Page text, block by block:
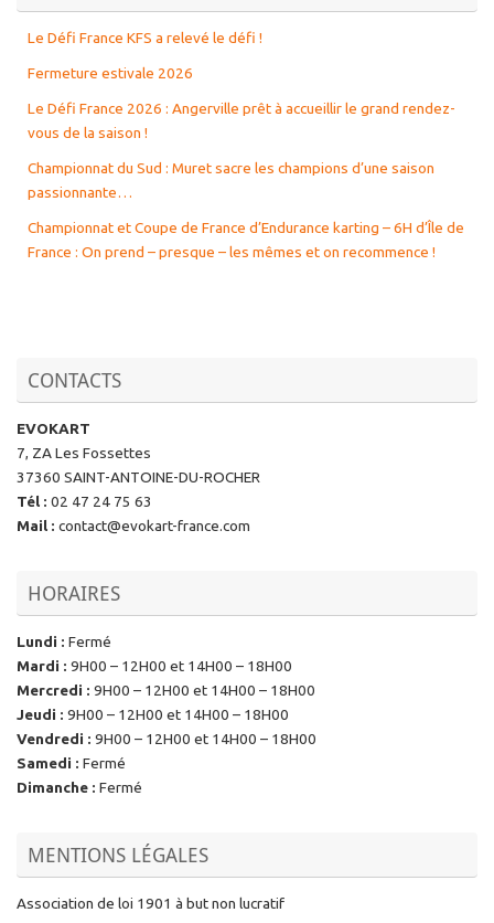
Le Défi France KFS a relevé le défi !
Fermeture estivale 2026
Le Défi France 2026 : Angerville prêt à accueillir le grand rendez-
vous de la saison !
Championnat du Sud : Muret sacre les champions d’une saison
passionnante…
Championnat et Coupe de France d’Endurance karting – 6H d’Île de
France : On prend – presque – les mêmes et on recommence !
CONTACTS
EVOKART
7, ZA Les Fossettes
37360 SAINT-ANTOINE-DU-ROCHER
Tél : 02 47 24 75 63
Mail : contact@evokart-france.com
HORAIRES
Lundi : Fermé
Mardi : 9H00 – 12H00 et 14H00 – 18H00
Mercredi : 9H00 – 12H00 et 14H00 – 18H00
Jeudi : 9H00 – 12H00 et 14H00 – 18H00
Vendredi : 9H00 – 12H00 et 14H00 – 18H00
Samedi : Fermé
Dimanche : Fermé
MENTIONS LÉGALES
Association de loi 1901 à but non lucratif